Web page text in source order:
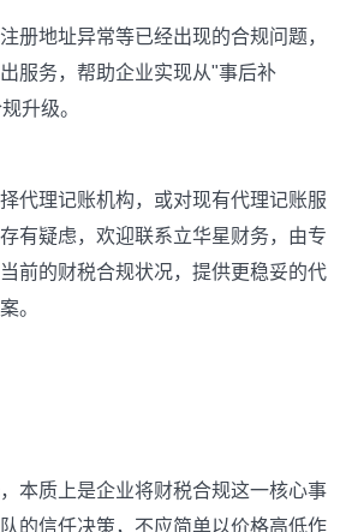
册地址异常等已经出现的合规问题，
服务，帮助企业实现从"事后补
升级。
代理记账机构，或对现有代理记账服
有疑虑，欢迎联系立华星财务，由专
前的财税合规状况，提供更稳妥的代
。
本质上是企业将财税合规这一核心事
的信任决策，不应简单以价格高低作